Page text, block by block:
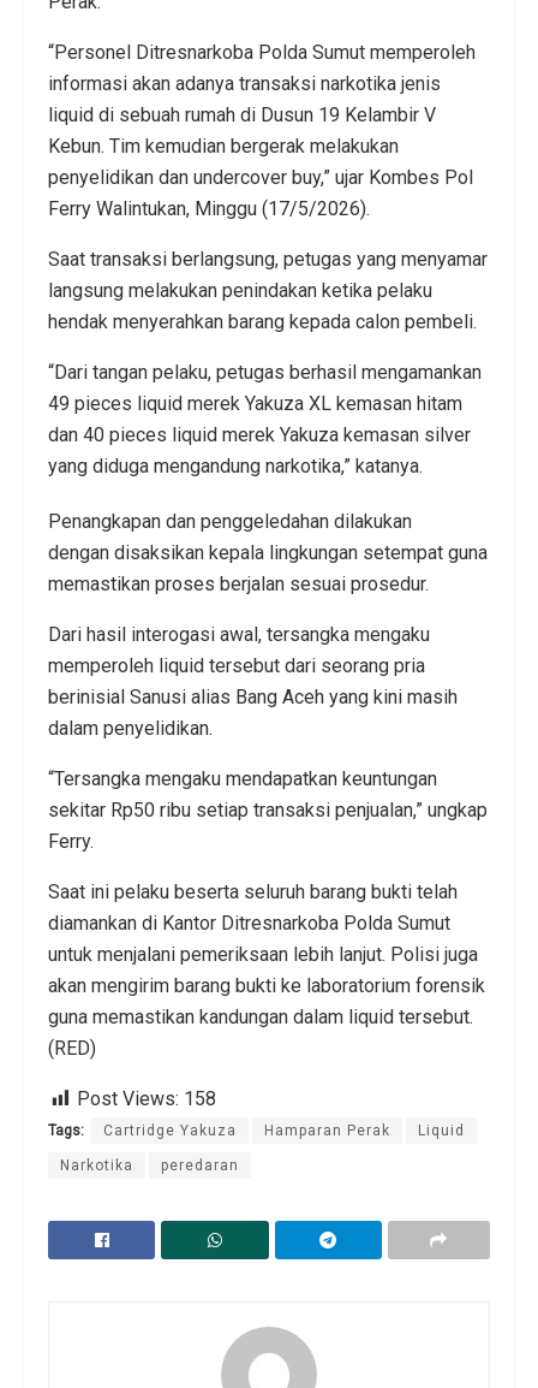
“Personel Ditresnarkoba Polda Sumut memperoleh
informasi akan adanya transaksi narkotika jenis
liquid di sebuah rumah di Dusun 19 Kelambir V
Kebun. Tim kemudian bergerak melakukan
penyelidikan dan undercover buy,” ujar Kombes Pol
Ferry Walintukan, Minggu (17/5/2026).
Saat transaksi berlangsung, petugas yang menyamar
langsung melakukan penindakan ketika pelaku
hendak menyerahkan barang kepada calon pembeli.
“Dari tangan pelaku, petugas berhasil mengamankan
49 pieces liquid merek Yakuza XL kemasan hitam
dan 40 pieces liquid merek Yakuza kemasan silver
yang diduga mengandung narkotika,” katanya.
Penangkapan dan penggeledahan dilakukan
dengan disaksikan kepala lingkungan setempat guna
memastikan proses berjalan sesuai prosedur.
Dari hasil interogasi awal, tersangka mengaku
memperoleh liquid tersebut dari seorang pria
berinisial Sanusi alias Bang Aceh yang kini masih
dalam penyelidikan.
“Tersangka mengaku mendapatkan keuntungan
sekitar Rp50 ribu setiap transaksi penjualan,” ungkap
Ferry.
Saat ini pelaku beserta seluruh barang bukti telah
diamankan di Kantor Ditresnarkoba Polda Sumut
untuk menjalani pemeriksaan lebih lanjut. Polisi juga
akan mengirim barang bukti ke laboratorium forensik
guna memastikan kandungan dalam liquid tersebut.
(RED)
Post Views: 158
Tags: Cartridge Yakuza Hamparan Perak Liquid
Narkotika peredaran